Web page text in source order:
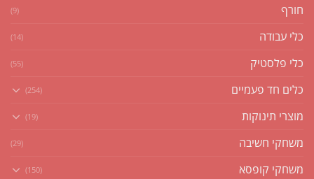
חורף (9)
כלי עבודה (14)
כלי פלסטיק (55)
כלים חד פעמיים (254)
מוצרי תינוקות (19)
משחקי חשיבה (29)
משחקי קופסא (150)